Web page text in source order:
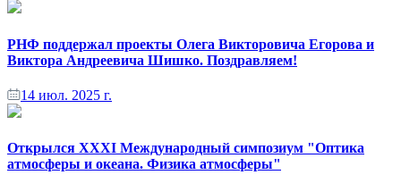
РНФ поддержал проекты Олега Викторовича Егорова и
Виктора Андреевича Шишко. Поздравляем!
14 июл. 2025 г.
Открылся XXXI Международный симпозиум "Оптика
атмосферы и океана. Физика атмосферы"